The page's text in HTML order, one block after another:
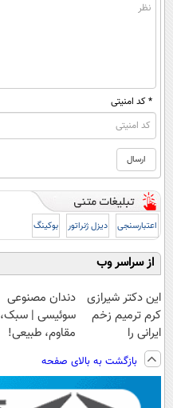
* کد امنیتی
اعتبارسنجی دیزل ژنراتور بوکینگ
از سراسر وب
این دکتر شیرازی
کرم ترمیم زخم
ایرانی را
ساخت!!!
دندان مصنوعی
سوئیسی | سبک،
مقاوم، طبیعی!
رایگان+پرداخت
اقساطی😍
بازگشت به بالای صفحه